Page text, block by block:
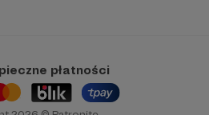
płatności